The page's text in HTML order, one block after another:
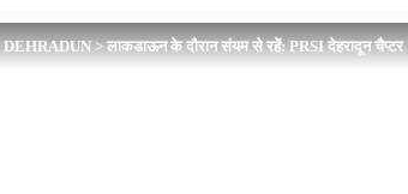
DEHRADUN>लाकडाऊन के दौरान संयम से रहें: PRSI देहरादून चैप्टर